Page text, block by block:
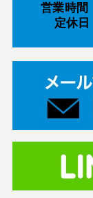
営業時間
定休日